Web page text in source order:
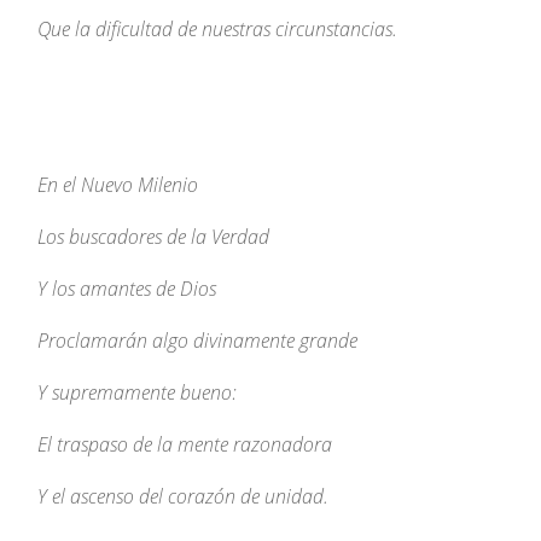
Que la dificultad de nuestras circunstancias.
En el Nuevo Milenio
Los buscadores de la Verdad
Y los amantes de Dios
Proclamarán algo divinamente grande
Y supremamente bueno:
El traspaso de la mente razonadora
Y el ascenso del corazón de unidad.